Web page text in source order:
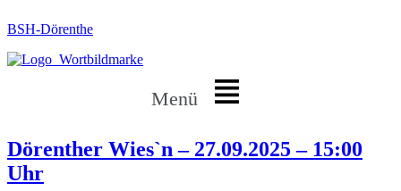
BSH-Dörenthe
Menü
Dörenther Wies`n – 27.09.2025 – 15:00
Uhr